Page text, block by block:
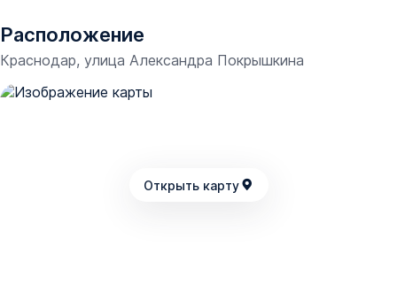
Купить квартиру в ЖК «Эрмитаж» можно в доступных
предчистовая;
Расположение
Краснодар, улица Александра Покрышкина
Открыть карту